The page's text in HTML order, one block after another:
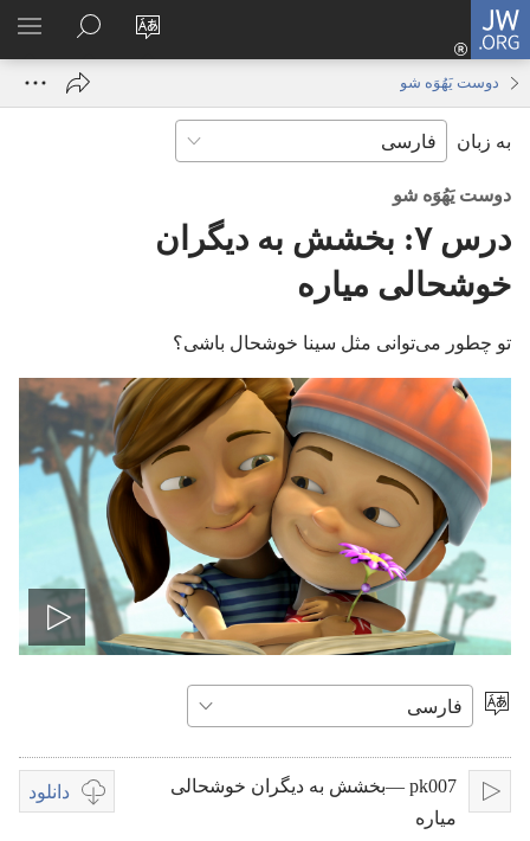
JW.ORG
زبان
را
ورود
باز
JW.ORG
جستجو
دوست یَهُوَه شو
به زبان
دوست یَهُوَه شو
درس ۷:‏ بخشش به دیگران
خوشحالی میاره
تو چطور می‌توانی مثل سینا خوشحال باشی؟‏
پخش
انتخاب
pk007 —‌بخشش به دیگران خوشحالی
میاره
دانلود
گزینه‌هتی